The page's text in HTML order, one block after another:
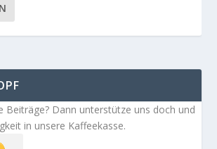
Beiträge? Dann unterstütze uns doch und
in unsere Kaffeekasse.